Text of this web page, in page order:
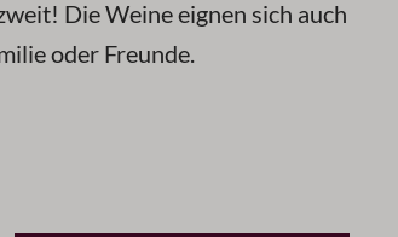
Die Weine eignen sich auch
oder Freunde.